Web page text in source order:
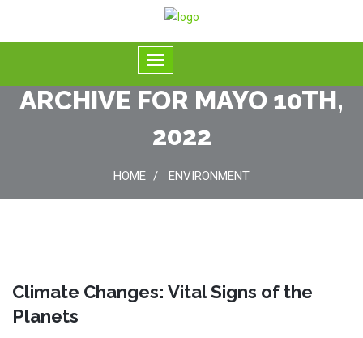
ARCHIVE FOR MAYO 10TH,
2022
HOME ENVIRONMENT
10
May
Climate Changes: Vital Signs of the
Planets